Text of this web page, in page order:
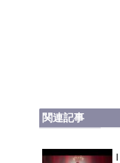
関連記事